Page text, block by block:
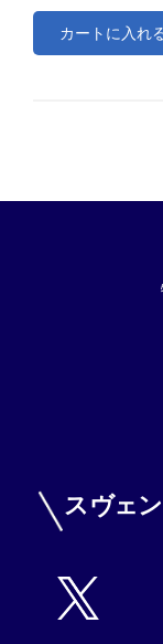
カートに入れ
スヴェ